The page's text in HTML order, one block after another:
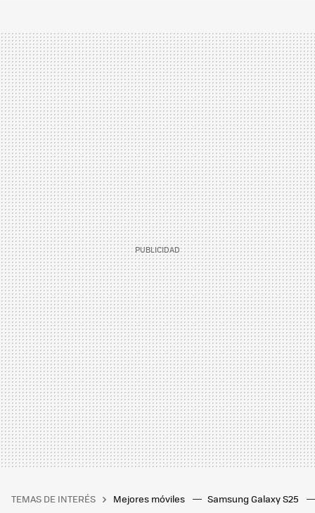
TEMAS DE INTERÉS Mejores móviles Samsung Galaxy S25